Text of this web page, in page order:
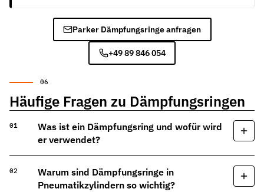
Parker Dämpfungsringe anfragen
+49 89 846 054
Häufige Fragen zu Dämpfungsringen
Was ist ein Dämpfungsring und wofür wird
er verwendet?
Warum sind Dämpfungsringe in
Pneumatikzylindern so wichtig?